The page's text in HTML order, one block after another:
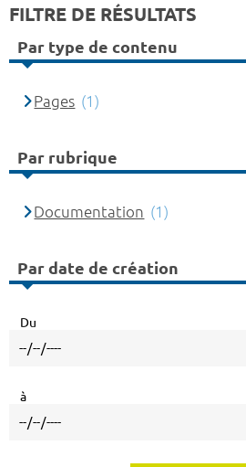
FILTRE DE RÉSULTATS
Par type de contenu
Pages (1)
Par rubrique
Documentation (1)
Par date de création
Du
à